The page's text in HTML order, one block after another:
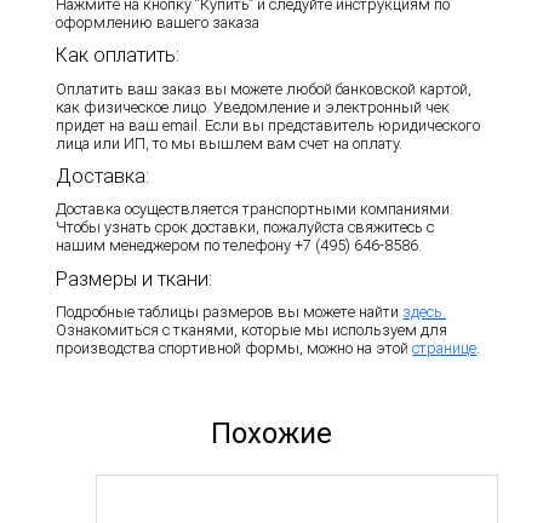
Нажмите на кнопку “Купить” и следуйте инструкциям по
оформлению вашего заказа
Как оплатить:
Оплатить ваш заказ вы можете любой банковской картой,
как физическое лицо. Уведомление и электронный чек
придет на ваш email. Если вы представитель юридического
лица или ИП, то мы вышлем вам счет на оплату.
Доставка:
Доставка осуществляется транспортными компаниями.
Чтобы узнать срок доставки, пожалуйста свяжитесь с
нашим менеджером по телефону +7 (495) 646-8586.
Размеры и ткани:
Подробные таблицы размеров вы можете найти здесь.
Ознакомиться с тканями, которые мы используем для
производства спортивной формы, можно на этойстранице.
Похожие